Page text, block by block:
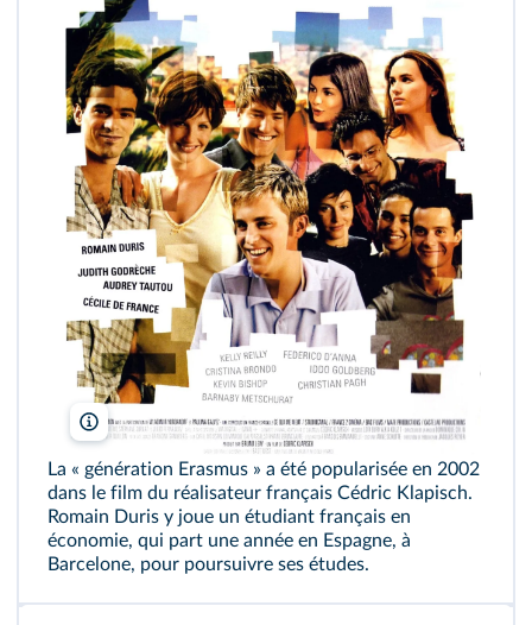
Cédric Klapisch/Christophel
La « génération Erasmus » a été popularisée en 2002
dans le film du réalisateur français Cédric Klapisch.
Romain Duris y joue un étudiant français en
économie, qui part une année en Espagne, à
Barcelone, pour poursuivre ses études.